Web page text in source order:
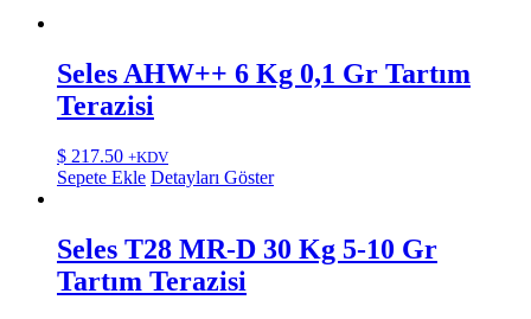
Seles AHW++ 6 Kg 0,1 Gr Tartım
Terazisi
$ 217.50 +KDV
Sepete Ekle Detayları Göster
Seles T28 MR-D 30 Kg 5-10 Gr
Tartım Terazisi